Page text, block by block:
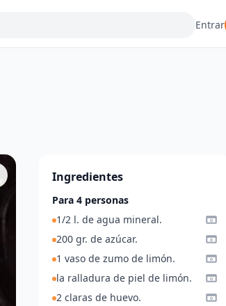
Entrar
Ingredientes
Para 4 personas
1/2 l. de agua mineral.
200 gr. de azúcar.
1 vaso de zumo de limón.
la ralladura de piel de limón.
2 claras de huevo.